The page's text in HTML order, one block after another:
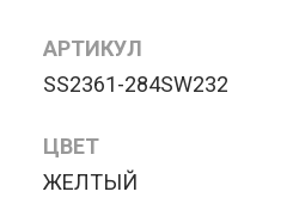
АРТИКУЛ
SS2361-284SW232
ЦВЕТ
ЖЕЛТЫЙ